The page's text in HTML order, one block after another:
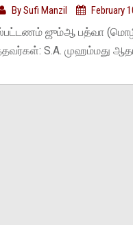
BySufi Manzil February
ஜும்ஆ பத்வா (மொழி
S.A. முஹம்மது